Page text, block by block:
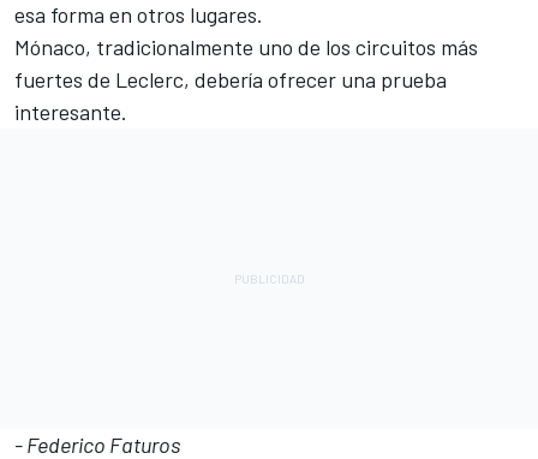
esa forma en otros lugares.
Mónaco, tradicionalmente uno de los circuitos más
fuertes de Leclerc, debería ofrecer una prueba
interesante.
- Federico Faturos